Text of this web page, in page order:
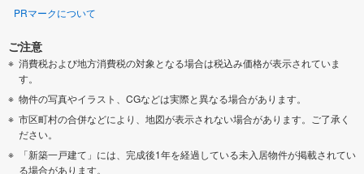
PRマークについて
ご注意
消費税および地方消費税の対象となる場合は税込み価格が表示されていま
す。
物件の写真やイラスト、CGなどは実際と異なる場合があります。
市区町村の合併などにより、地図が表示されない場合があります。ご了承く
ださい。
「新築一戸建て」には、完成後1年を経過している未入居物件が掲載されてい
る場合があります。